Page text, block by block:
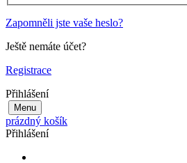
Zapomněli jste vaše heslo?
Ještě nemáte účet?
Registrace
Přihlášení
Menu
prázdný košík
Přihlášení